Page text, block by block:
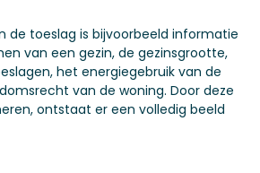
de toeslag is bijvoorbeeld informatie
van een gezin, de gezinsgrootte,
het energiegebruik van de
van de woning. Door deze
ontstaat er een volledig beeld